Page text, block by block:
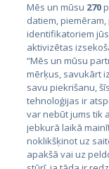
Страны
Эстония
Латвия
Литва
Mēs un mūsu 270
datiem,
identifikatoriem
aktivizētas
“Mēs un mūsu
mērķus, savukārt
savu piekrišanu,
tehnoloģijas ir
var nebūt jums tik
jebkurā laikā
noklikšķinot uz
apakšā vai uz